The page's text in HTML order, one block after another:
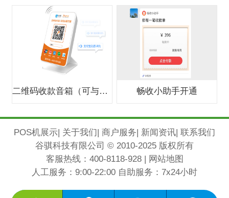
二维码收款音箱（可与银行合作办0费 畅收小助手开通
POS机展示 关于我们 商户服务 新闻资讯 联系我们
谷骐科技有限公司 © 2010-2025 版权所有
客服热线： 400-8118-928
网站地图
人工服务：9:00-22:00 自助服务：7x24小时